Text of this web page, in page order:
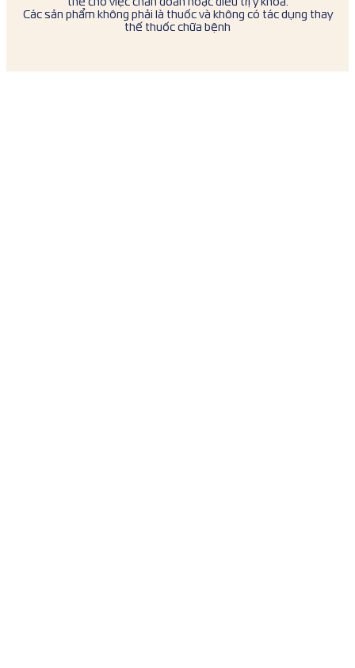
Các sản phẩm không phải là thuốc và không có tác dụng thay
thế thuốc chữa bệnh